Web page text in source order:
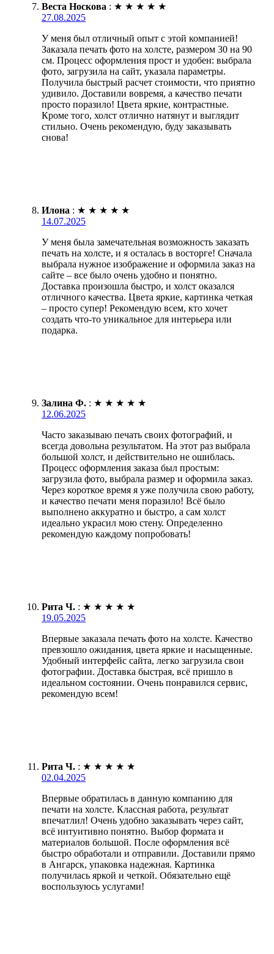
Веста Носкова : ★ ★ ★ ★ ★
27.08.2025
У меня был отличный опыт с этой компанией!
Заказала печать фото на холсте, размером 30 на 90
см. Процесс оформления прост и удобен: выбрала
фото, загрузила на сайт, указала параметры.
Получила быстрый расчет стоимости, что приятно
удивило. Доставили вовремя, а качество печати
просто поразило! Цвета яркие, контрастные.
Кроме того, холст отлично натянут и выглядит
стильно. Очень рекомендую, буду заказывать
снова!
Илона : ★ ★ ★ ★ ★
14.07.2025
У меня была замечательная возможность заказать
печать на холсте, и я осталась в восторге! Сначала
выбрала нужное изображение и оформила заказ на
сайте – все было очень удобно и понятно.
Доставка произошла быстро, и холст оказался
отличного качества. Цвета яркие, картинка четкая
– просто супер! Рекомендую всем, кто хочет
создать что-то уникальное для интерьера или
подарка.
Залина Ф. : ★ ★ ★ ★ ★
12.06.2025
Часто заказываю печать своих фотографий, и
всегда довольна результатом. На этот раз выбрала
большой холст, и действительно не ошиблась.
Процесс оформления заказа был простым:
загрузила фото, выбрала размер и оформила заказ.
Через короткое время я уже получила свою работу,
и качество печати меня поразило! Всё было
выполнено аккуратно и быстро, а сам холст
идеально украсил мою стену. Определенно
рекомендую каждому попробовать!
Рита Ч. : ★ ★ ★ ★ ★
19.05.2025
Впервые заказала печать фото на холсте. Качество
превзошло ожидания, цвета яркие и насыщенные.
Удобный интерфейс сайта, легко загрузила свои
фотографии. Доставка быстрая, всё пришло в
идеальном состоянии. Очень понравился сервис,
рекомендую всем!
Рита Ч. : ★ ★ ★ ★ ★
02.04.2025
Впервые обратилась в данную компанию для
печати на холсте. Классная работа, результат
впечатлил! Очень удобно заказывать через сайт,
всё интуитивно понятно. Выбор формата и
материалов большой. После оформления всё
быстро обработали и отправили. Доставили прямо
в Ангарск, упаковка надежная. Картинка
получилась яркой и четкой. Обязательно ещё
воспользуюсь услугами!